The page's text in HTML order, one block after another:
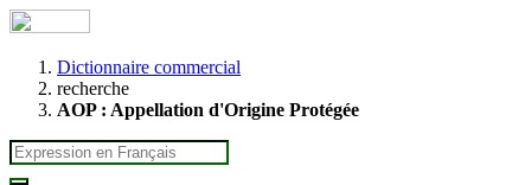
Dictionnaire commercial
recherche
AOP : Appellation d'Origine Protégée